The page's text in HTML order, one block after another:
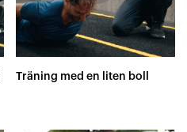
Träning med en liten boll